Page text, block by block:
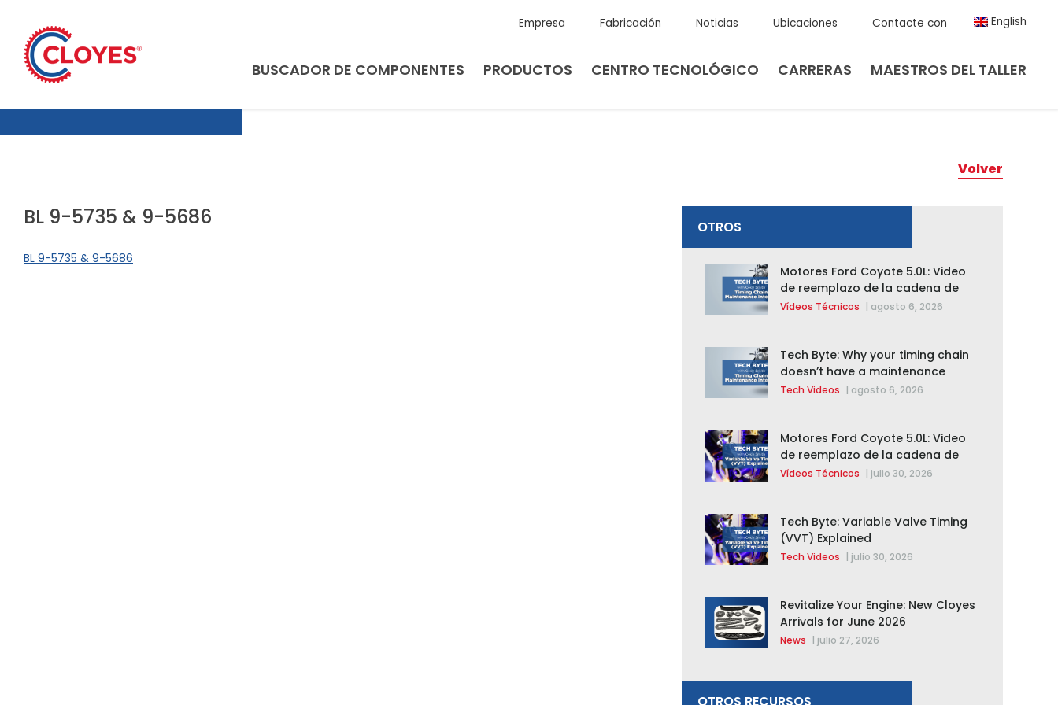
contenido
Empresa Fabricación Noticias Ubicaciones Contacte con English
BUSCADOR DE COMPONENTES PRODUCTOS CENTRO TECNOLÓGICO CARRERAS MAESTROS DEL TALLER
Volver
BL 9-5735 & 9-5686
BL 9-5735 & 9-5686
OTROS
Motores Ford Coyote 5.0L: Video
de reemplazo de la cadena de
distribución de la F-150 2015 –
Vídeos Técnicos | agosto 6, 2026
Tech Byte: Why your timing chain
doesn’t have a maintenance
interval
Tech Videos | agosto 6, 2026
Motores Ford Coyote 5.0L: Video
de reemplazo de la cadena de
distribución de la F-150 2015 –
Vídeos Técnicos | julio 30, 2026
Tech Byte: Variable Valve Timing
(VVT) Explained
Tech Videos | julio 30, 2026
Revitalize Your Engine: New Cloyes
Arrivals for June 2026
News | julio 27, 2026